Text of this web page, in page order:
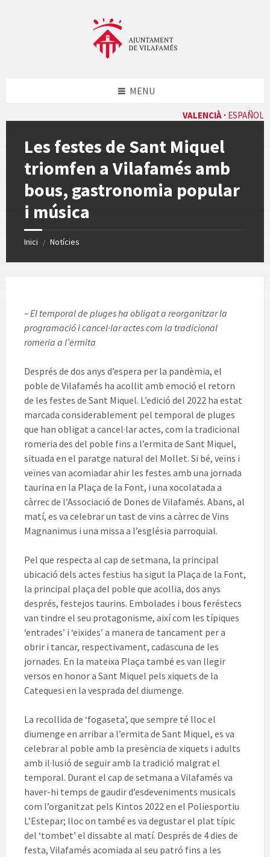
VALENCIÀ ESPAÑOL
MENU
Les festes de Sant Miquel
triomfen a Vilafamés amb
bous, gastronomia popular
i música
Inici / Notícies
– El temporal de pluges ha obligat a reorganitzar la
programació i cancel·lar actes com la tradicional
romeria a l’ermita
Després de dos anys d’espera per la pandèmia, el
poble de Vilafamés ha acollit amb emoció el retorn
de les festes de Sant Miquel. L’edició del 2022 ha estat
marcada considerablement pel temporal de pluges
que han obligat a cancel·lar actes, com la tradicional
romeria des del poble fins a l’ermita de Sant Miquel,
situada en el paratge natural del Mollet. Si bé, veïns i
veïnes van acomiadar ahir les festes amb una jornada
taurina en la Plaça de la Font, i una xocolatada a
càrrec de l’Associació de Dones de Vilafamés. Abans, al
matí, es va celebrar un tast de vins a càrrec de Vins
Magnanimus i una missa a l’església parroquial.
Pel que respecta al cap de setmana, la principal
ubicació dels actes festius ha sigut la Plaça de la Font,
la principal plaça del poble que acollia, dos anys
després, festejos taurins. Embolades i bous feréstecs
van tindre el seu protagonisme, així com les típiques
‘entrades’ i ‘eixides’ a manera de tancament per a
obrir i tancar, respectivament, cadascuna de les
jornades. En la mateixa Plaça també es van llegir
versos en honor a Sant Miquel pels xiquets de la
Catequesi en la vesprada del diumenge.
La recollida de ‘fogaseta’, que sempre té lloc el
diumenge en arribar a l’ermita de Sant Miquel, es va
celebrar al poble amb la presència de xiquets i adults
amb il·lusió de seguir amb la tradició malgrat el
temporal. Durant el cap de setmana a Vilafamés va
haver-hi temps de gaudir d’esdeveniments musicals
com l’organitzat pels Kintos 2022 en el Poliesportiu
L’Estepar; lloc on també es va degustar el plat típic
del ‘tombet’ el dissabte al matí. Després de 4 dies de
festa, Vilafamés acomiada al seu patró fins a les